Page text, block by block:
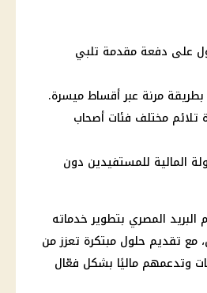
على دفعة مقدمة تلبي
مرنة عبر أقساط ميسرة.
تلائم مختلف فئات أصحاب
المالية للمستفيدين دون
البريد المصري بتطوير خدماته
، مع تقديم حلول مبتكرة تعزز من
وتدعمهم ماليًا بشكل فعّال